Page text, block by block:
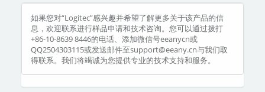
如果您对“Logitec”感兴趣并希望了解更多关于该产品的信
息，欢迎联系进行样品申请和技术咨询。您可以通过拨打
+86-10-8639 8446的电话、添加微信号eeanycn或
QQ2504303115或发送邮件至support@eeany.cn与我们取
得联系。我们将竭诚为您提供专业的技术支持和服务。